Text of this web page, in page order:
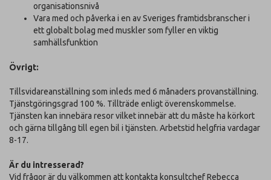
organisationsnivå
Vara med och påverka i en av Sveriges framtidsbranscher i
ett globalt bolag med muskler som fyller en viktig
samhällsfunktion
Övrigt:
Tillsvidareanställning som inleds med 6 månaders provanställning.
Tjänstgöringsgrad 100 %. Tillträde enligt överenskommelse.
Tjänsten kan innebära resor vilket innebär att du måste ha körkort
och gärna tillgång till egen bil i tjänsten. Arbetstid helgfria vardagar
8-17.
Är du intresserad?
Vid frågor är du välkommen att kontakta konsultchef Rebecca